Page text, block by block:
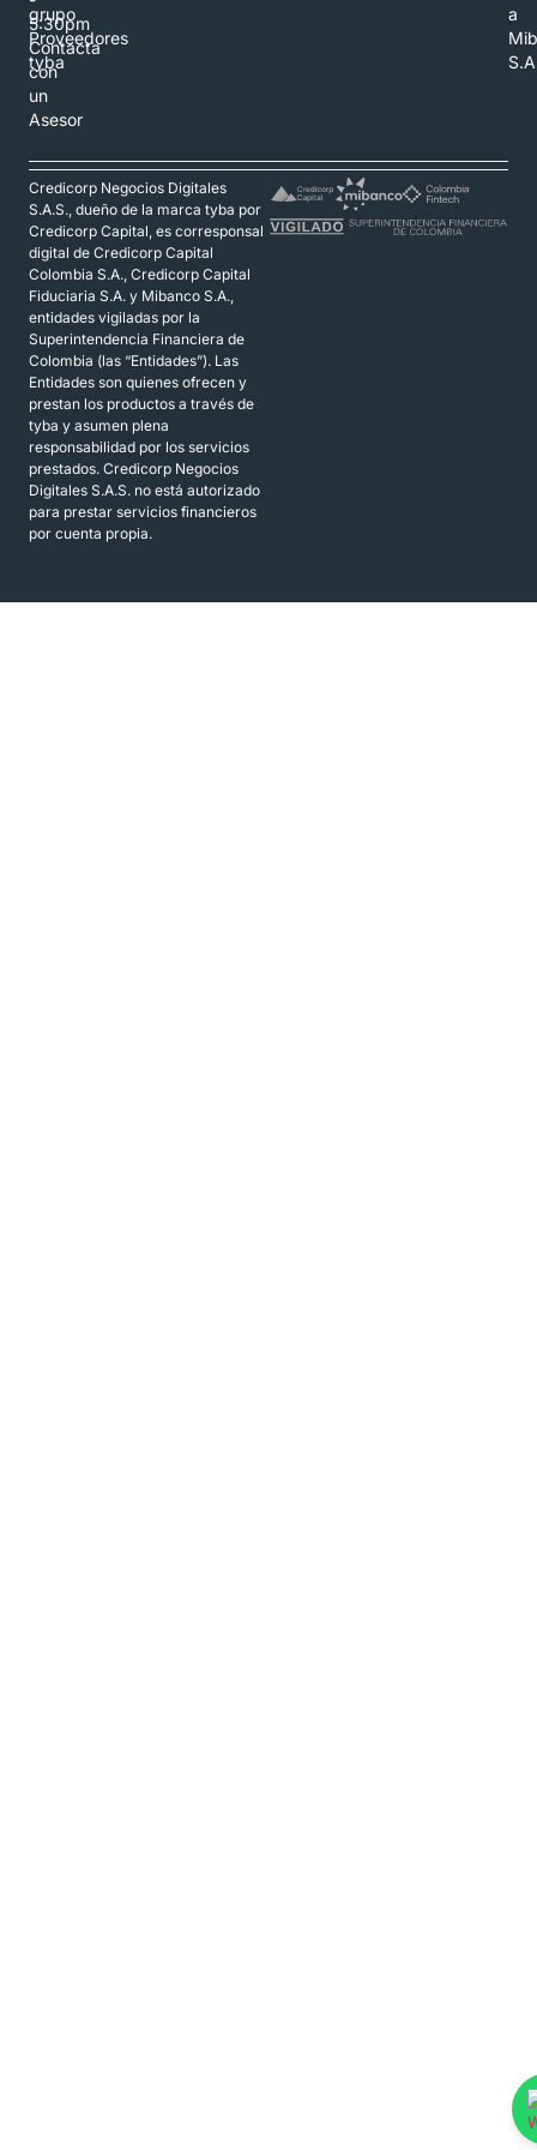
5:30pm
Contacta
con
un
Asesor
grupo
Proveedores
tyba
a
Credicorp Negocios Digitales
S.A.S., dueño de la marca tyba por
Credicorp Capital, es corresponsal
digital de Credicorp Capital
Colombia S.A., Credicorp Capital
Fiduciaria S.A. y Mibanco S.A.,
entidades vigiladas por la
Superintendencia Financiera de
Colombia (las “Entidades”). Las
Entidades son quienes ofrecen y
prestan los productos a través de
tyba y asumen plena
responsabilidad por los servicios
prestados. Credicorp Negocios
Digitales S.A.S. no está autorizado
para prestar servicios financieros
por cuenta propia.